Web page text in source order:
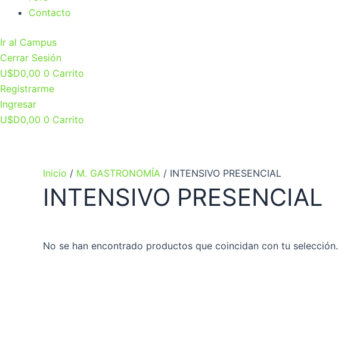
Contacto
Ir al Campus
Cerrar Sesión
U$D0,00 0 Carrito
Registrarme
Ingresar
U$D0,00 0 Carrito
Inicio / M. GASTRONOMÍA / INTENSIVO PRESENCIAL
INTENSIVO PRESENCIAL
No se han encontrado productos que coincidan con tu selección.